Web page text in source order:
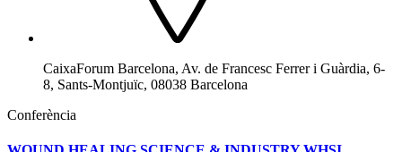
CaixaForum Barcelona, Av. de Francesc Ferrer i Guàrdia, 6-
8, Sants-Montjuïc, 08038 Barcelona
Conferència